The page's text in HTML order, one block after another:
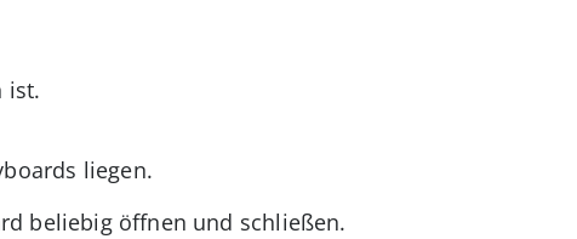
ist.
liegen.
beliebig öffnen und schließen.